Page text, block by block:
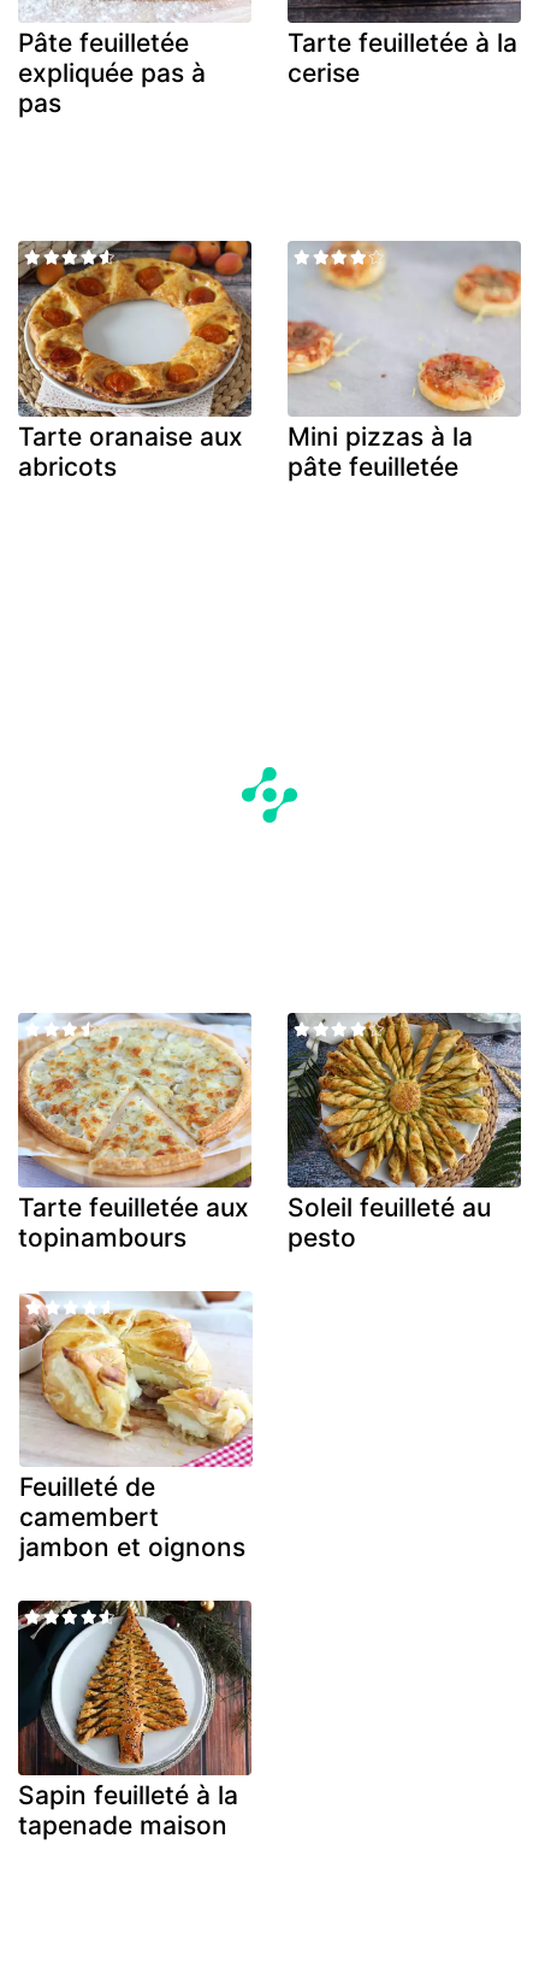
Pâte feuilletée
expliquée pas à
pas
Tarte feuilletée à la
cerise
Tarte oranaise aux
abricots
Mini pizzas à la
pâte feuilletée
Tarte feuilletée aux
topinambours
Soleil feuilleté au
pesto
Feuilleté de
camembert
jambon et oignons
Sapin feuilleté à la
tapenade maison